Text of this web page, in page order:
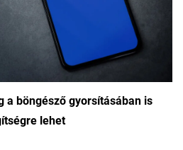
a böngésző gyorsításában is
lehet